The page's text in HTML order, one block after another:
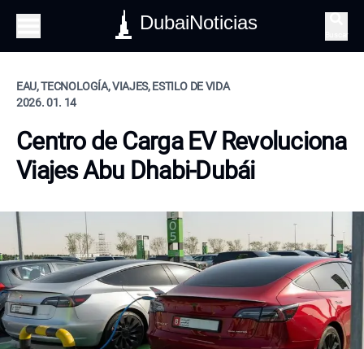
DubaiNoticias
EAU, TECNOLOGÍA, VIAJES, ESTILO DE VIDA
2026. 01. 14
Centro de Carga EV Revoluciona
Viajes Abu Dhabi-Dubái